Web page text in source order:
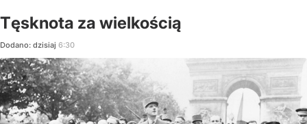
Tęsknota za wielkością
Dodano: dzisiaj 6:30